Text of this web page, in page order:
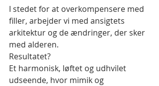
I stedet for at overkompensere med
filler, arbejder vi med ansigtets
arkitektur og de ændringer, der sker
med alderen.
Resultatet?
Et harmonisk, løftet og udhvilet
udseende, hvor mimik og